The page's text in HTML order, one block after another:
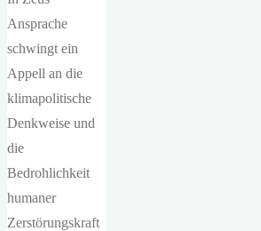
Ansprache
schwingt ein
Appell an die
klimapolitische
Denkweise und
die
Bedrohlichkeit
humaner
Zerstörungskraft